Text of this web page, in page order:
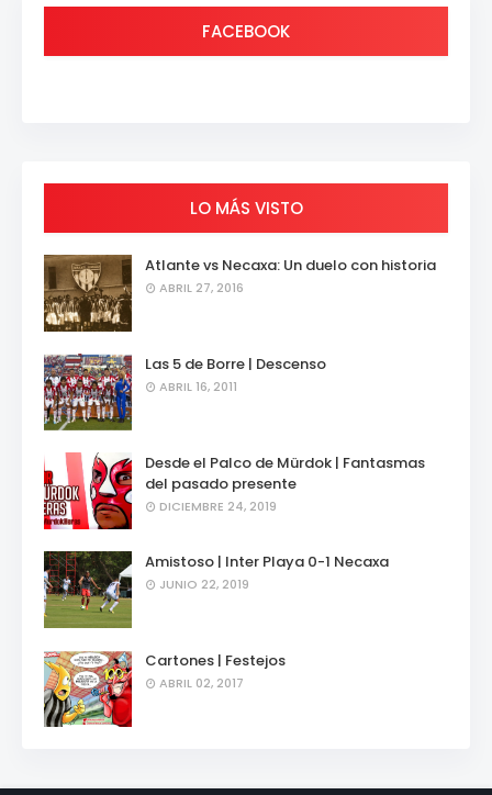
FACEBOOK
LO MÁS VISTO
Atlante vs Necaxa: Un duelo con historia
ABRIL 27, 2016
Las 5 de Borre | Descenso
ABRIL 16, 2011
Desde el Palco de Mürdok | Fantasmas
del pasado presente
DICIEMBRE 24, 2019
Amistoso | Inter Playa 0-1 Necaxa
JUNIO 22, 2019
Cartones | Festejos
ABRIL 02, 2017